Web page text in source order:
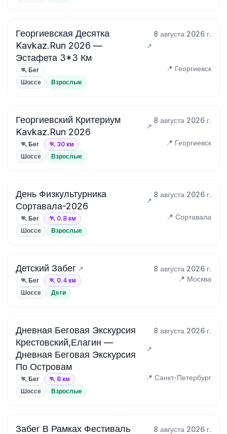
Георгиевская Десятка
Kavkaz.Run 2026 —
Эстафета 3*3 Км
8 августа 2026 г.
🏃 Бег 📍 Георгиевск
Шоссе Взрослые
Георгиевский Критериум
Kavkaz.Run 2026
8 августа 2026 г.
🏃 Бег 🏃 30 км 📍 Георгиевск
Шоссе Взрослые
День Физкультурника
Сортавала-2026
8 августа 2026 г.
🏃 Бег 🏃 0.8 км 📍 Сортавала
Шоссе Взрослые
Детский Забег 8 августа 2026 г.
🏃 Бег 🏃 0.4 км 📍 Москва
Шоссе Дети
Дневная Беговая Экскурсия
Крестовский,Елагин —
Дневная Беговая Экскурсия
По Островам
8 августа 2026 г.
🏃 Бег 🏃 8 км 📍 Санкт-Петербург
Шоссе Взрослые
Забег В Рамках Фестиваль 8 августа 2026 г.